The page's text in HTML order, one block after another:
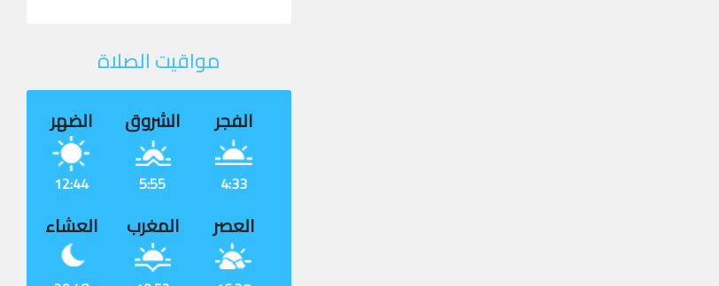
مواقيت الصلاة
الفجر
4:33
الشروق
5:55
الضهر
12:44
العصر المغرب العشاء